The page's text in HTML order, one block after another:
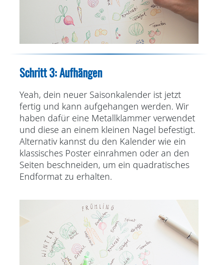
Schritt 3: Aufhängen
Yeah, dein neuer Saisonkalender ist jetzt
fertig und kann aufgehangen werden. Wir
haben dafür eine Metallklammer verwendet
und diese an einem kleinen Nagel befestigt.
Alternativ kannst du den Kalender wie ein
klassisches Poster einrahmen oder an den
Seiten beschneiden, um ein quadratisches
Endformat zu erhalten.